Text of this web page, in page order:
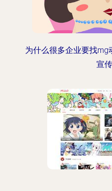
为什么很多企业要找mg
宣